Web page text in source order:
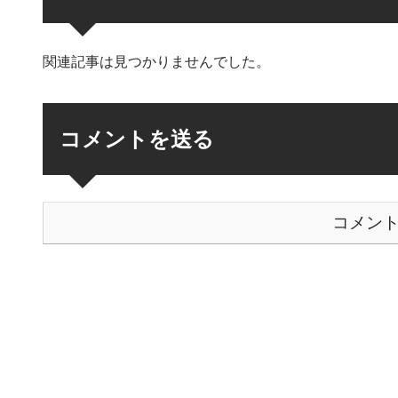
関連記事は見つかりませんでした。
コメントを送る
コメン